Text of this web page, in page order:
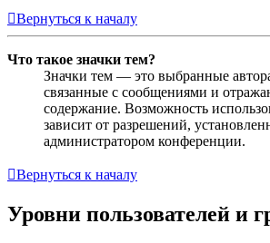
Вернуться к началу
Что такое значки тем?
Значки тем — это выбранные
связанные с сообщениями и
содержание. Возможность
зависит от разрешений,
администратором конференции.
Вернуться к началу
Уровни пользователей и